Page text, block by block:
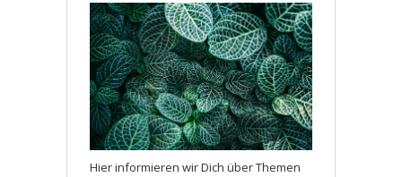
Hier informieren wir Dich über Themen